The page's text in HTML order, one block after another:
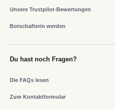
Unsere Trustpilot-Bewertungen
Botschafterin werden
Du hast noch Fragen?
Die FAQs lesen
Zum Kontaktformular